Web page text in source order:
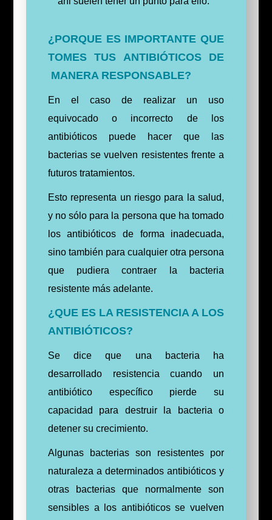
¿PORQUE ES IMPORTANTE QUE
TOMES TUS ANTIBIÓTICOS DE
MANERA RESPONSABLE?
En el caso de realizar un uso
equivocado o incorrecto de los
antibióticos puede hacer que las
bacterias se vuelven resistentes frente a
futuros tratamientos.
Esto representa un riesgo para la salud,
y no sólo para la persona que ha tomado
los antibióticos de forma inadecuada,
sino también para cualquier otra persona
que pudiera contraer la bacteria
resistente más adelante.
¿QUE ES LA RESISTENCIA A LOS
ANTIBIÓTICOS?
Se dice que una bacteria ha
desarrollado resistencia cuando un
antibiótico específico pierde su
capacidad para destruir la bacteria o
detener su crecimiento.
Algunas bacterias son resistentes por
naturaleza a determinados antibióticos y
otras bacterias que normalmente son
sensibles a los antibióticos se vuelven